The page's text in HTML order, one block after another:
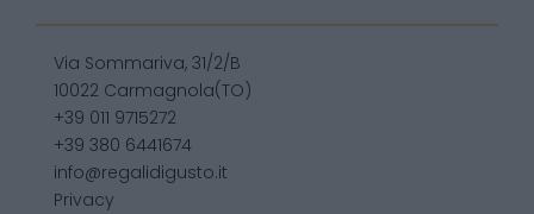
Via Sommariva, 31/2/B
10022 Carmagnola(TO)
+39 011 9715272
+39 380 6441674
info@regalidigusto.it
Privacy